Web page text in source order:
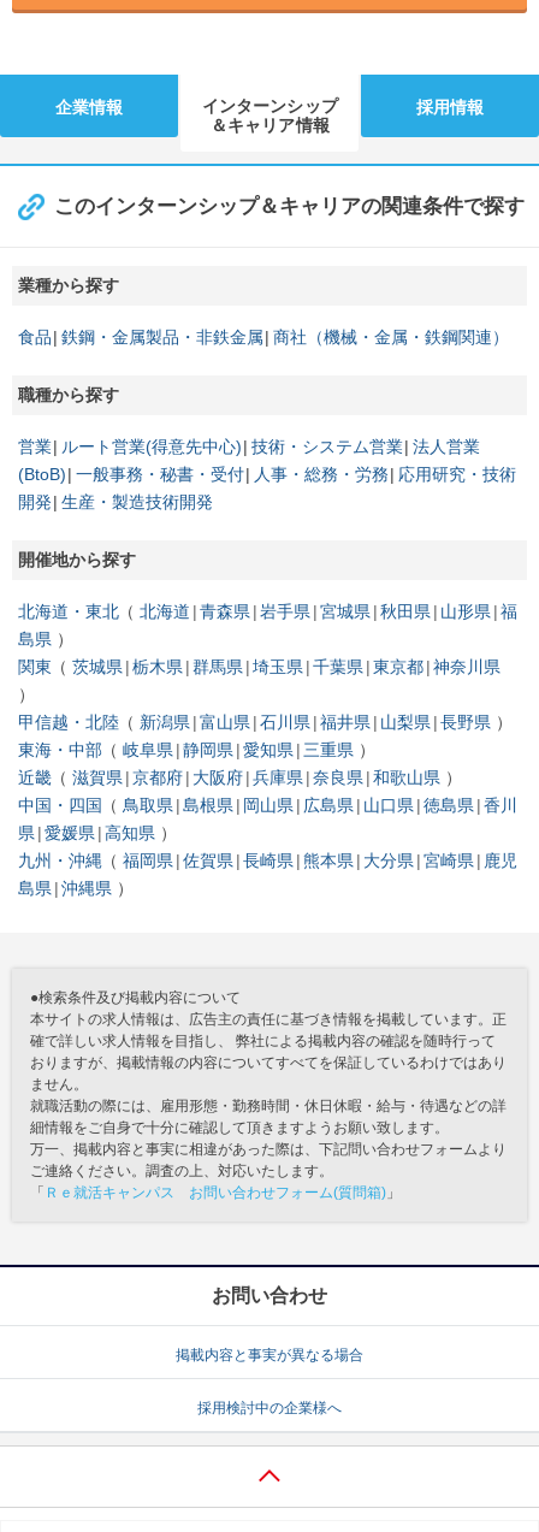
企業情報
インターンシップ
＆キャリア情報
採用情報
このインターンシップ＆キャリアの関連条件で探す
業種から探す
食品 鉄鋼・金属製品・非鉄金属 商社（機械・金属・鉄鋼関連）
職種から探す
営業 ルート営業(得意先中心) 技術・システム営業 法人営業
(BtoB) 一般事務・秘書・受付 人事・総務・労務
応用研究・技術
開発 生産・製造技術開発
開催地から探す
北海道・東北 北海道 青森県 岩手県 宮城県 秋田県 山形県 福
島県
関東
茨城県 栃木県 群馬県 埼玉県 千葉県 東京都 神奈川県
甲信越・北陸 新潟県 富山県 石川県 福井県 山梨県 長野県
東海・中部
岐阜県 静岡県 愛知県 三重県
近畿
滋賀県 京都府 大阪府 兵庫県 奈良県 和歌山県
中国・四国
鳥取県 島根県 岡山県 広島県 山口県 徳島県 香川
県 愛媛県 高知県
九州・沖縄
福岡県 佐賀県 長崎県 熊本県 大分県 宮崎県 鹿児
島県 沖縄県
●検索条件及び掲載内容について
本サイトの求人情報は、広告主の責任に基づき情報を掲載しています。正
確で詳しい求人情報を目指し、 弊社による掲載内容の確認を随時行って
おりますが、掲載情報の内容についてすべてを保証しているわけではあり
ません。
就職活動の際には、雇用形態・勤務時間・休日休暇・給与・待遇などの詳
細情報をご自身で十分に確認して頂きますようお願い致します。
万一、掲載内容と事実に相違があった際は、下記問い合わせフォームより
ご連絡ください。調査の上、対応いたします。
「 Ｒｅ就活キャンパス お問い合わせフォーム(質問箱) 」
お問い合わせ
掲載内容と事実が異なる場合
採用検討中の企業様へ